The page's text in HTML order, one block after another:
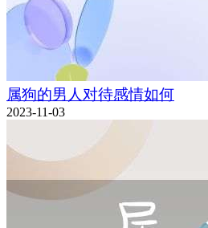
属狗的男人对待感情如何
2023-11-03